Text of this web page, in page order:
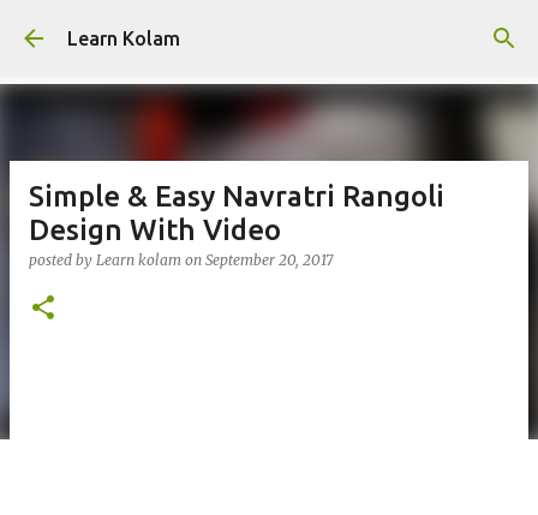
Learn Kolam
Simple & Easy Navratri Rangoli
Design With Video
posted by Learn kolam on September 20, 2017